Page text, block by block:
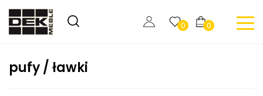
0 0
pufy / ławki